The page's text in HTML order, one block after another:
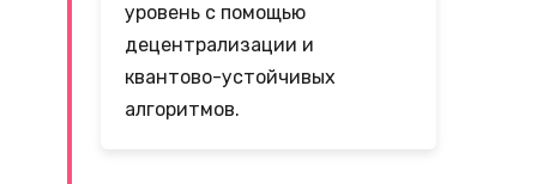
уровень с помощью
децентрализации и
квантово-устойчивых
алгоритмов.